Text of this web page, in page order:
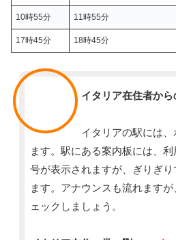
10時55分 11時55分
17時45分 18時45分
イタリア在住者か
イタリアの駅には
ます。駅にある案内板には、
号が表示されますが、ぎりぎ
ます。アナウンスも流れます
ェックしましょう。